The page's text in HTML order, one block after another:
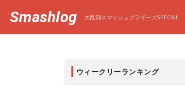
Smashlog 大乱闘スマッシュブラザーズSPECIAL
ウィークリーランキング